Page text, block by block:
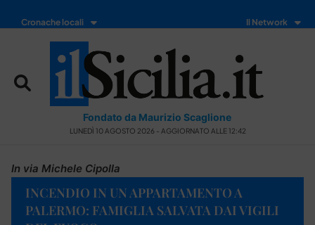
Cronache locali Il Network
Fondato da Maurizio Scaglione
LUNEDÌ 10 AGOSTO 2026 - AGGIORNATO ALLE 12:42
In via Michele Cipolla
INCENDIO IN UN APPARTAMENTO A
PALERMO: FAMIGLIA SALVATA DAI VIGILI